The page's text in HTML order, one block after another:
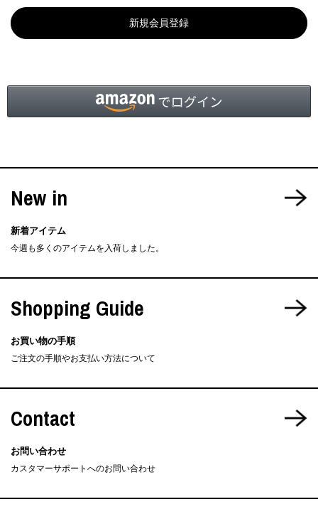
New in
新着アイテム
今週も多くのアイテムを入荷しました。
Shopping Guide
お買い物の手順
ご注文の手順やお支払い方法について
Contact
お問い合わせ
カスタマーサポートへのお問い合わせ